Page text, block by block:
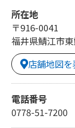
所在地
〒916-0041
福井県鯖江市
店舗地図を
電話番号
0778-51-7200